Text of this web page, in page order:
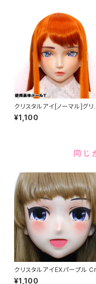
クリスタルアイ[ノーマル]グリ
ン Crystal
een
¥1,100
同じ
クリスタルアイEXパープル
stal Eye[EX]Purple
¥1,100